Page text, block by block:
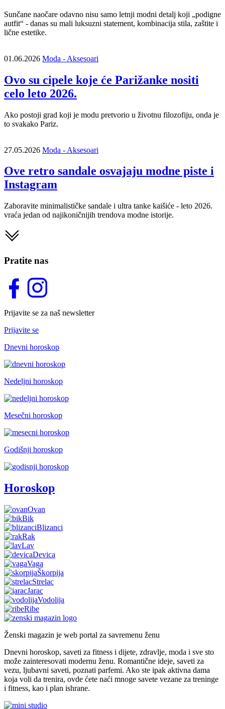
Sunčane naočare odavno nisu samo letnji modni detalj koji „podigne
autfit“ - danas su mali luksuzni statement, kombinacija stila, zaštite i
lične estetike.
01.06.2026 Moda - Aksesoari
Ovo su cipele koje će Parižanke nositi
celo leto 2026.
Ako postoji grad koji je modu pretvorio u životnu filozofiju, onda je
to svakako Pariz.
27.05.2026 Moda - Aksesoari
Ove retro sandale osvajaju modne piste i
Instagram
Zaboravite minimalističke sandale i ultra tanke kaišiće - leto 2026.
vraća jedan od najikoničnijih trendova modne istorije.
Pratite nas
Prijavite se za naš newsletter
Prijavite se
Dnevni horoskop
Nedeljni horoskop
Mesečni horoskop
Godišnji horoskop
Horoskop
Ovan
Bik
Blizanci
Rak
Lav
Devica
Vaga
Škorpija
Strelac
Jarac
Vodolija
Ribe
Ženski magazin je web portal za savremenu ženu
Dnevni horoskop, saveti za fitness i dijete, zdravlje, moda i sve sto
može zainteresovati modernu ženu. Romantične ideje, saveti za
vezu, ljubavni saveti, poznati parfemi. Ako ste ipak aktivna dama
koja voli da trenira, ovde ćete naći mnoge savete vezane za treninge
i fitness, kao i plan ishrane.